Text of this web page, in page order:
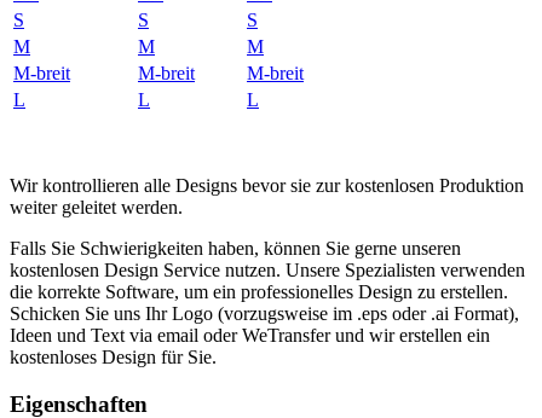
S
S
S
M
M
M
M-breit
M-breit
M-breit
L
L L
Wir kontrollieren alle Designs bevor sie zur kostenlosen Produktion
weiter geleitet werden.
Falls Sie Schwierigkeiten haben, können Sie gerne unseren
kostenlosen Design Service nutzen. Unsere Spezialisten verwenden
die korrekte Software, um ein professionelles Design zu erstellen.
Schicken Sie uns Ihr Logo (vorzugsweise im .eps oder .ai Format),
Ideen und Text via email oder WeTransfer und wir erstellen ein
kostenloses Design für Sie.
Eigenschaften